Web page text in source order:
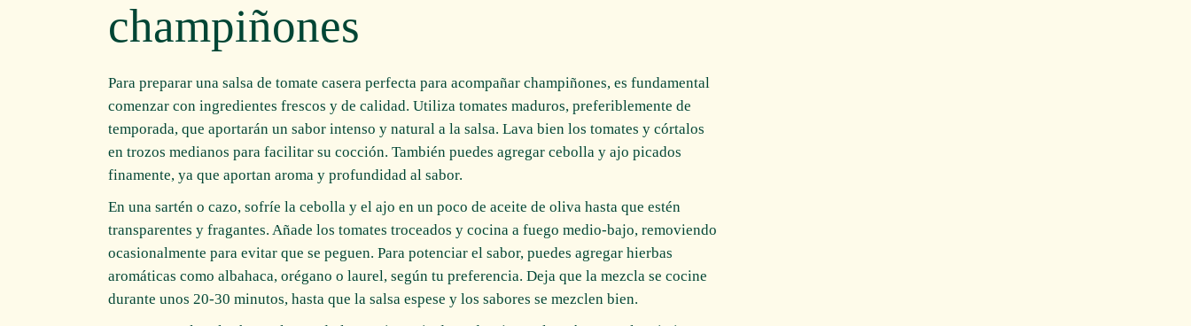
champiñones
Para preparar una salsa de tomate casera perfecta para acompañar champiñones, es fundamental
comenzar con ingredientes frescos y de calidad. Utiliza tomates maduros, preferiblemente de
temporada, que aportarán un sabor intenso y natural a la salsa. Lava bien los tomates y córtalos
en trozos medianos para facilitar su cocción. También puedes agregar cebolla y ajo picados
finamente, ya que aportan aroma y profundidad al sabor.
En una sartén o cazo, sofríe la cebolla y el ajo en un poco de aceite de oliva hasta que estén
transparentes y fragantes. Añade los tomates troceados y cocina a fuego medio-bajo, removiendo
ocasionalmente para evitar que se peguen. Para potenciar el sabor, puedes agregar hierbas
aromáticas como albahaca, orégano o laurel, según tu preferencia. Deja que la mezcla se cocine
durante unos 20-30 minutos, hasta que la salsa espese y los sabores se mezclen bien.